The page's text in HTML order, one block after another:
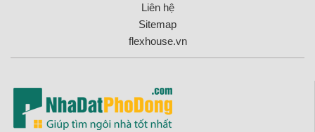
Liên hệ
Sitemap
flexhouse.vn